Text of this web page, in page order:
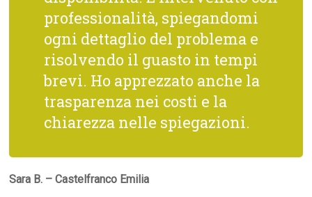
professionalità, spiegandomi
ogni dettaglio del problema e
risolvendo il guasto in tempi
brevi. Ho apprezzato anche la
trasparenza nei costi e la
chiarezza nelle spiegazioni.
Sara B. – Castelfranco Emilia